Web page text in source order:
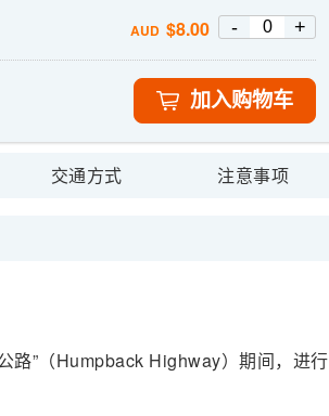
AUD $8.00 - +
加入购物车
交通方式 注意事项
路”（Humpback Highway）期间，进行